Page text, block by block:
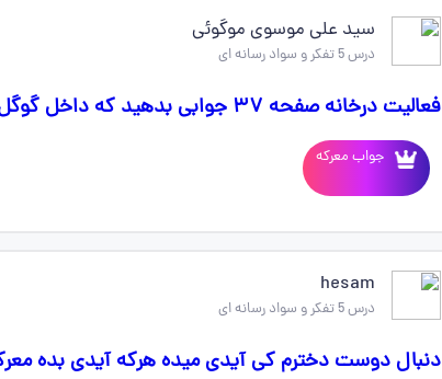
سید علی موسوی موگوئی
درس 5 تفکر و سواد رسانه ای
فعالیت درخانه صفحه ۳۷ جوابی بدهید که داخل گوگل و سایت های دگر نباشد
جواب معرکه
hesam
درس 5 تفکر و سواد رسانه ای
دنبال دوست دخترم کی آیدی میده هرکه آیدی بده